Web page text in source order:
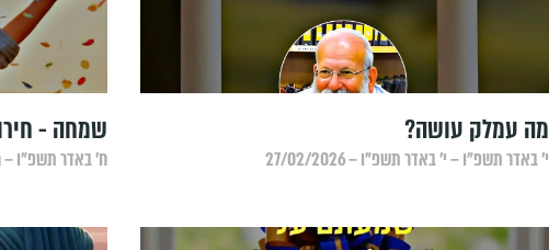
מה עמלק עושה?
י׳ באדר תשפ״ו – י׳ באדר תשפ״ו – 27/02/2026
שמחה -
ח׳ באדר תשפ״ו – ח׳